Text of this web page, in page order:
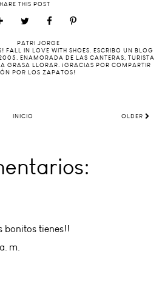
THIS POST
PATRI JORGE
FALL IN LOVE WITH SHOES. ESCRIBO UN BLOG
ENAMORADA DE LAS CANTERAS, TURISTA
GRASA LLORAR. ¡GRACIAS POR COMPARTIR
POR LOS ZAPATOS!
INICIO OLDER
bonitos tienes!!
m.